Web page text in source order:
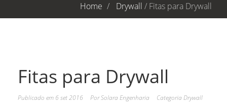
Home Drywall / Fitas para Drywall
Fitas para Drywall
Publicado em 6 set 2016 PorSolara Engenharia Categoria Drywall